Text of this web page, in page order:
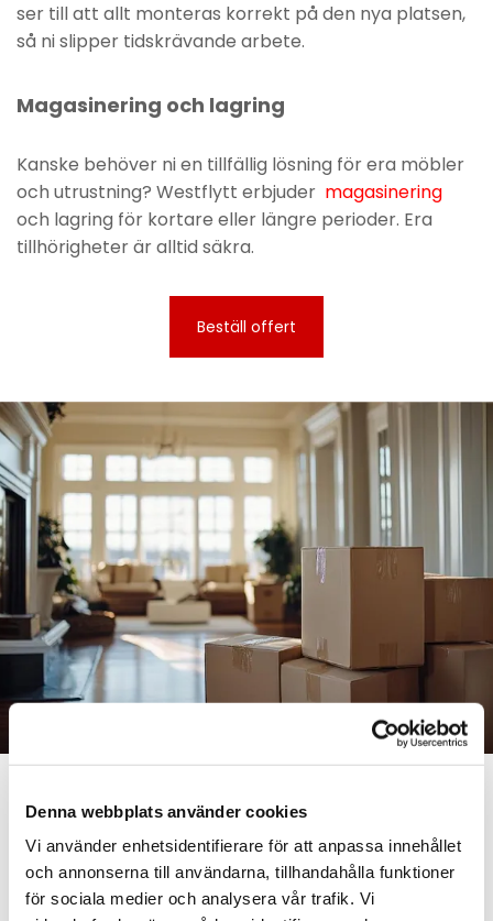
Denna webbplats använder cookies
Vi använder enhetsidentifierare för att anpassa innehållet
och annonserna till användarna, tillhandahålla funktioner
för sociala medier och analysera vår trafik. Vi
ser till att allt monteras korrekt på den nya platsen,
så ni slipper tidskrävande arbete.
Magasinering och lagring
Kanske behöver ni en tillfällig lösning för era möbler
och utrustning? Westflytt erbjuder magasinering
och lagring för kortare eller längre perioder. Era
tillhörigheter är alltid säkra.
Beställ offert
Efter företagsflytten kommer
flyttstäd